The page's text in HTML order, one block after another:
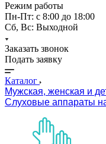
Режим работы
Пн-Пт: с 8:00 до 18:00
Сб, Вс: Выходной
Заказать звонок
Подать заявку
Каталог
Мужская, женская и
Слуховые аппараты